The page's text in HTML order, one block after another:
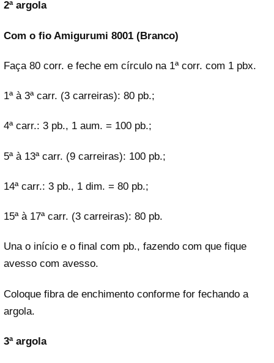
2ª argola
Com o fio Amigurumi 8001 (Branco)
Faça 80 corr. e feche em círculo na 1ª corr. com 1 pbx.
1ª à 3ª carr. (3 carreiras): 80 pb.;
4ª carr.: 3 pb., 1 aum. = 100 pb.;
5ª à 13ª carr. (9 carreiras): 100 pb.;
14ª carr.: 3 pb., 1 dim. = 80 pb.;
15ª à 17ª carr. (3 carreiras): 80 pb.
Una o início e o final com pb., fazendo com que fique
avesso com avesso.
Coloque fibra de enchimento conforme for fechando a
argola.
3ª argola